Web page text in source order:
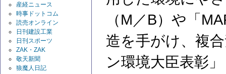
産経ニュース
時事ドットコム
読売オンライン
日刊建設工業
日刊スポーツ
ZAK・ZAK
敬天新聞
狼魔人日記
（M／B）や「
造を手がけ、複
ン環境大臣表彰